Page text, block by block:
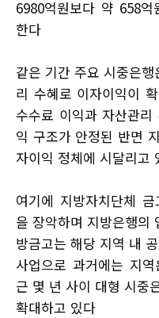
6980억원보다 약 658
한다
같은 기간 주요 시중은
리 수혜로 이자이익이
수수료 이익과 자산관
익 구조가 안정된 반면
자이익 정체에 시달리고
여기에 지방자치단체
을 장악하며 지방은행의
방금고는 해당 지역 내
사업으로 과거에는 지
근 몇 년 사이 대형 시중
확대하고 있다